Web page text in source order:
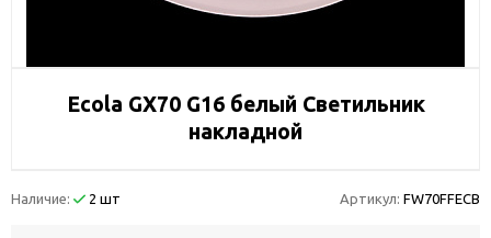
Ecola GX70 G16 белый Светильник
накладной
Наличие: 2 шт Артикул: FW70FFECB